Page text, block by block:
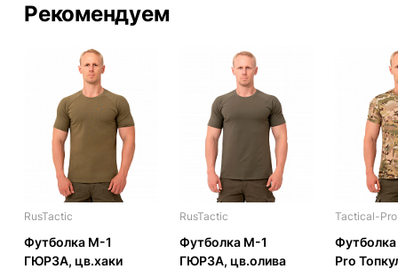
Рекомендуем
RusTactic
Футболка М-1
ГЮРЗА, цв.хаки
RusTactic
Футболка М-1
ГЮРЗА, цв.олива
Tactical-Pro
Pro